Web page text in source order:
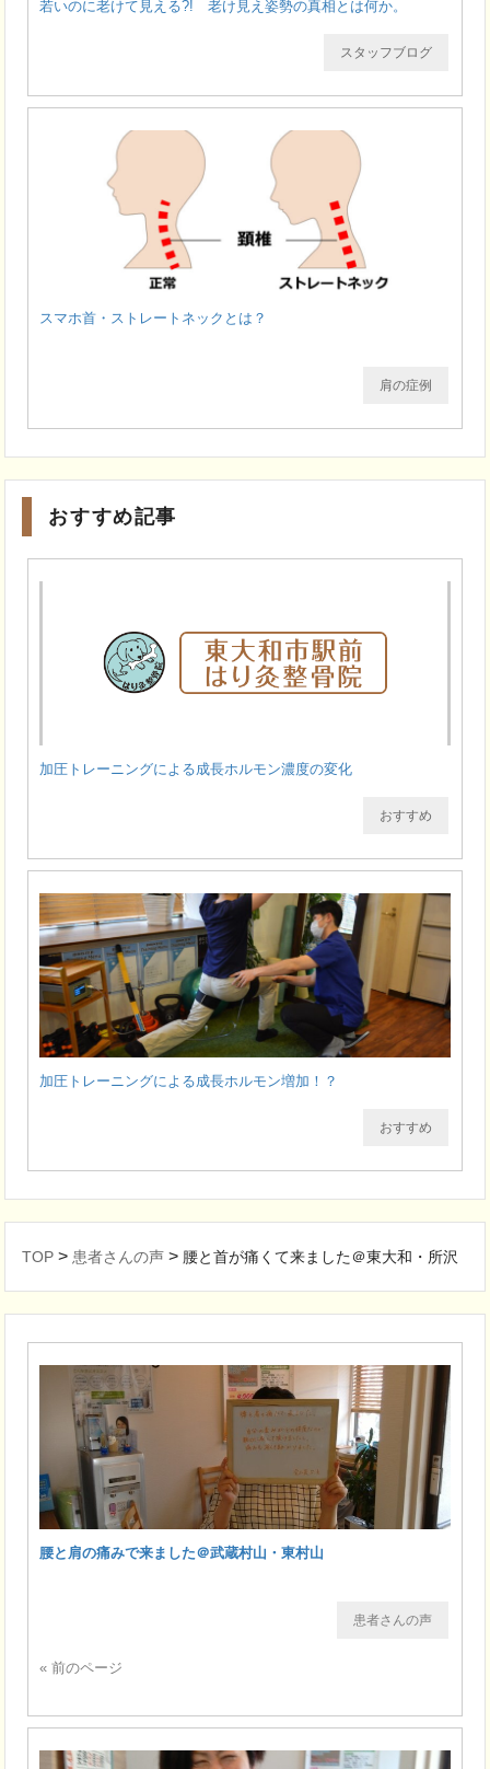
若いのに老けて見える?! 老け見え姿勢の真相とは何か。
スタッフブログ
スマホ首・ストレートネックとは？
肩の症例
おすすめ記事
加圧トレーニングによる成長ホルモン濃度の変化
おすすめ
加圧トレーニングによる成長ホルモン増加！？
おすすめ
TOP > 患者さんの声 > 腰と首が痛くて来ました＠東大和・所沢
腰と肩の痛みで来ました＠武蔵村山・東村山
患者さんの声
« 前のページ